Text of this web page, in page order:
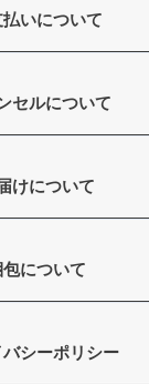
払いについて
セルについて
けについて
包について
バシーポリシー